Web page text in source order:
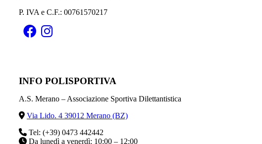
P. IVA e C.F.: 00761570217
INFO POLISPORTIVA
A.S. Merano – Associazione Sportiva Dilettantistica
Via Lido. 4 39012 Merano (BZ)
Tel: (+39) 0473 442442
Da lunedì a venerdì: 10:00 – 12:00